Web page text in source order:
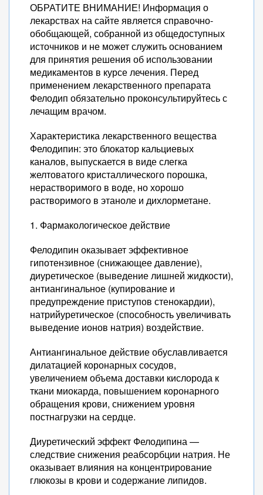
ОБРАТИТЕ ВНИМАНИЕ! Информация о
лекарствах на сайте является справочно-
обобщающей, собранной из общедоступных
источников и не может служить основанием
для принятия решения об использовании
медикаментов в курсе лечения. Перед
применением лекарственного препарата
Фелодип обязательно проконсультируйтесь с
лечащим врачом.
Характеристика лекарственного вещества
Фелодипин: это блокатор кальциевых
каналов, выпускается в виде слегка
желтоватого кристаллического порошка,
нерастворимого в воде, но хорошо
растворимого в этаноле и дихлорметане.
1. Фармакологическое действие
Фелодипин оказывает эффективное
гипотензивное (снижающее давление),
диуретическое (выведение лишней жидкости),
антиангинальное (купирование и
предупреждение приступов стенокардии),
натрийуретическое (способность увеличивать
выведение ионов натрия) воздействие.
Антиангинальное действие обуславливается
дилатацией коронарных сосудов,
увеличением объема доставки кислорода к
ткани миокарда, повышением коронарного
обращения крови, снижением уровня
постнагрузки на сердце.
Диуретический эффект Фелодипина —
следствие снижения реабсорбции натрия. Не
оказывает влияния на концентрирование
глюкозы в крови и содержание липидов.